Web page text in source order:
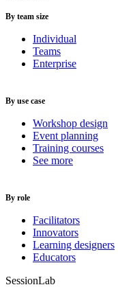
By team size
Individual
Teams
Enterprise
By use case
Workshop design
Event planning
Training courses
See more
By role
Facilitators
Innovators
Learning designers
Educators
SessionLab